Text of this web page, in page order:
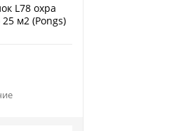
L78 охра
м2 (Pongs)